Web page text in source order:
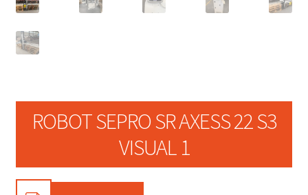
ROBOT SEPRO SR AXESS 22 S3
VISUAL 1